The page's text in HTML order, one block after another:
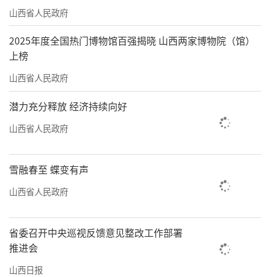
山西省人民政府
2025年度全国热门博物馆百强揭晓 山西两家博物院（馆）
上榜
山西省人民政府
潜力充分释放 经济持续向好
山西省人民政府
雪融春至 蝶变有声
山西省人民政府
省委召开中央巡视反馈意见整改工作部署
推进会
山西日报